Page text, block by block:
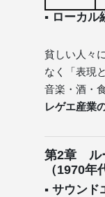
▪ ローカル
貧しい人々
なく「表現
音楽・酒・
レゲエ産業
第2章 ル
（1970年
▪ サウンド